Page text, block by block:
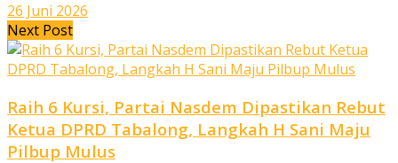
26 Juni 2026
Next Post
Raih 6 Kursi, Partai Nasdem Dipastikan Rebut
Ketua DPRD Tabalong, Langkah H Sani Maju
Pilbup Mulus